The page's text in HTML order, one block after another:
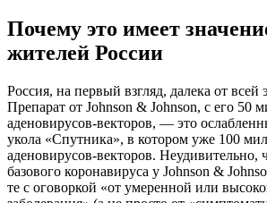
Почему это имеет
жителей России
Россия, на первый взгляд, далека от всей
Препарат от Johnson & Johnson, с его 50
аденовирусов-векторов, — это
укола «Спутника», в котором уже 100
аденовирусов-векторов. Неудивительно,
базового коронавируса у Johnson &
те с оговоркой «от умеренной или